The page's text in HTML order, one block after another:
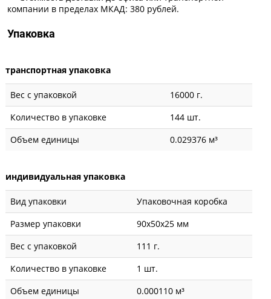
компании в пределах МКАД: 380 рублей.
Упаковка
транспортная упаковка
Вес с упаковкой
16000 г.
Количество в упаковке
144 шт.
Объем единицы
0.029376 м³
индивидуальная упаковка
Вид упаковки
Упаковочная коробка
Размер упаковки
90x50x25 мм
Вес с упаковкой
111 г.
Количество в упаковке
1 шт.
Объем единицы
0.000110 м³